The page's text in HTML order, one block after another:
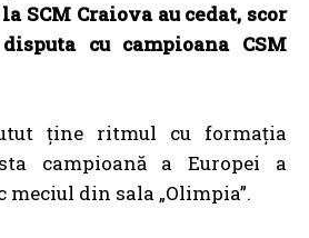
SCM Craiova au cedat, scor
disputa cu campioana CSM
ține ritmul cu formația
campioană a Europei a
din sala „Olimpia”.